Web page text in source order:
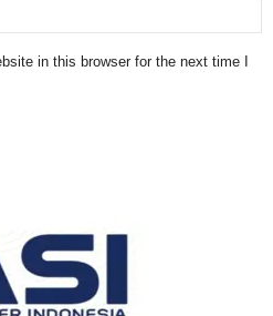
in this browser for the next time I